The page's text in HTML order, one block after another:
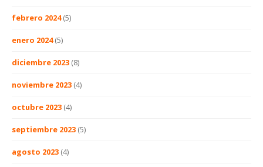
febrero 2024(5)
enero 2024(5)
diciembre 2023 (8)
noviembre 2023 (4)
octubre 2023 (4)
septiembre 2023 (5)
agosto 2023 (4)